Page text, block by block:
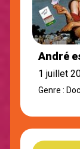
André
1 juillet
Genre :